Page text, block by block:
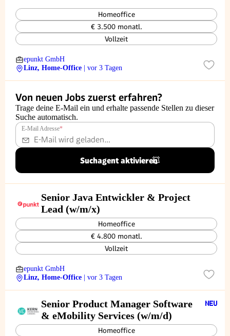
Homeoffice
€ 3.500 monatl.
Vollzeit
epunkt GmbH
Linz, Home-Office
| vor 3 Tagen
Von neuen Jobs zuerst erfahren?
Trage deine E-Mail ein und erhalte passende Stellen zu dieser
Suche automatisch.
E-Mail Adresse*
Suchagent aktivieren
Senior Java Entwickler & Project
Lead (w/m/x)
Homeoffice
€ 4.800 monatl.
Vollzeit
epunkt GmbH
Linz, Home-Office
| vor 3 Tagen
Senior Product Manager Software
& eMobility Services (w/m/d)
Homeoffice